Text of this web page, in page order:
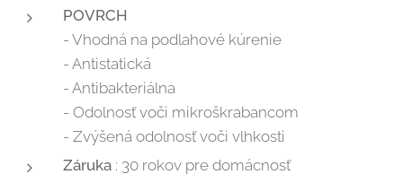
POVRCH
- Vhodná na podlahové kúrenie
- Antistatická
- Antibakteriálna
- Odolnosť voči mikroškrabancom
- Zvýšená odolnosť voči vlhkosti
Záruka : 30 rokov pre domácnosť